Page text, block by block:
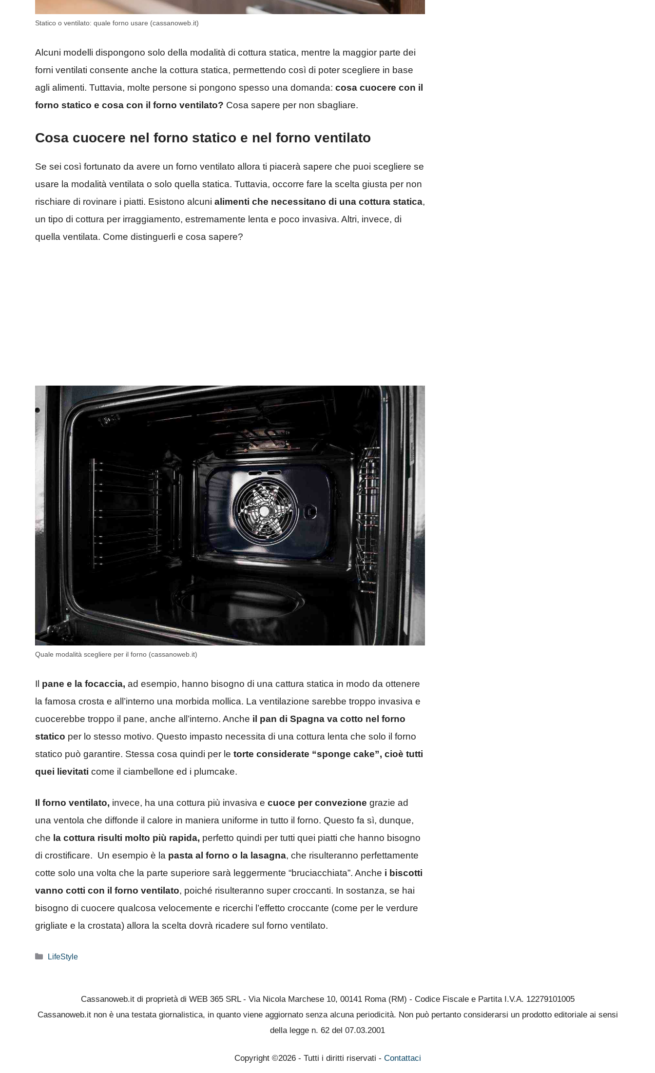
Statico o ventilato: quale forno usare (cassanoweb.it)
Alcuni modelli dispongono solo della modalità di cottura statica, mentre la maggior parte dei
forni ventilati consente anche la cottura statica, permettendo così di poter scegliere in base
agli alimenti. Tuttavia, molte persone si pongono spesso una domanda: cosa cuocere con il
forno statico e cosa con il forno ventilato? Cosa sapere per non sbagliare.
Cosa cuocere nel forno statico e nel forno ventilato
Se sei così fortunato da avere un forno ventilato allora ti piacerà sapere che puoi scegliere se
usare la modalità ventilata o solo quella statica. Tuttavia, occorre fare la scelta giusta per non
rischiare di rovinare i piatti. Esistono alcuni alimenti che necessitano di una cottura statica,
un tipo di cottura per irraggiamento, estremamente lenta e poco invasiva. Altri, invece, di
quella ventilata. Come distinguerli e cosa sapere?
Quale modalità scegliere per il forno (cassanoweb.it)
Il pane e la focaccia, ad esempio, hanno bisogno di una cattura statica in modo da ottenere
la famosa crosta e all’interno una morbida mollica. La ventilazione sarebbe troppo invasiva e
cuocerebbe troppo il pane, anche all’interno. Anche il pan di Spagna va cotto nel forno
statico per lo stesso motivo. Questo impasto necessita di una cottura lenta che solo il forno
statico può garantire. Stessa cosa quindi per le torte considerate “sponge cake”, cioè tutti
quei lievitati come il ciambellone ed i plumcake.
Il forno ventilato, invece, ha una cottura più invasiva e cuoce per convezione grazie ad
una ventola che diffonde il calore in maniera uniforme in tutto il forno. Questo fa sì, dunque,
che la cottura risulti molto più rapida, perfetto quindi per tutti quei piatti che hanno bisogno
di crostificare. Un esempio è la pasta al forno o la lasagna, che risulteranno perfettamente
cotte solo una volta che la parte superiore sarà leggermente “bruciacchiata”. Anche i biscotti
vanno cotti con il forno ventilato, poiché risulteranno super croccanti. In sostanza, se hai
bisogno di cuocere qualcosa velocemente e ricerchi l’effetto croccante (come per le verdure
grigliate e la crostata) allora la scelta dovrà ricadere sul forno ventilato.
Categorie
LifeStyle
Cassanoweb.it di proprietà di WEB 365 SRL - Via Nicola Marchese 10, 00141 Roma (RM) - Codice Fiscale e Partita I.V.A. 12279101005
Cassanoweb.it non è una testata giornalistica, in quanto viene aggiornato senza alcuna periodicità. Non può pertanto considerarsi un prodotto editoriale ai sensi
della legge n. 62 del 07.03.2001
Copyright ©2026 - Tutti i diritti riservati - Contattaci